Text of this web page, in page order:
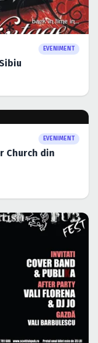
EVENIMENT
EVENIMENT
Church din